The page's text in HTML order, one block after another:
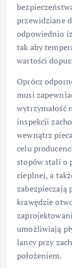
przewidziane
odpowiednio
tak aby
wartości
Oprócz
musi
wytrzymałość
inspekcji
wewnątrz
celu
stopów stali o
cieplnej, a
zabezpieczają
krawędzie
umożliwiają
lancy przy
położeniem.